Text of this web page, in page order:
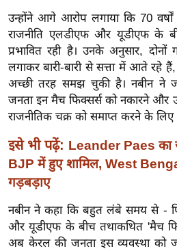
या
सा
हि
त्य
ज
ग
त
ऑ
टो
व
र्ल्ड
न्यू
ज
उन्होंने आगे आरोप लगाया कि 70
राजनीति एलडीएफ और यूडीएफ के
प्रभावित रही है। उनके अनुसार,
लगाकर बारी-बारी से सत्ता में आते रहे
अच्छी तरह समझ चुकी है। नबीन ने
जनता इन मैच फिक्सर्स को नकारने
राजनीतिक चक्र को समाप्त करने के लिए
इसे भी पढ़ें: Leander Paes का
BJP में हुए शामिल, West
गड़बड़ाए
नबीन ने कहा कि बहुत लंबे समय से -
और यूडीएफ के बीच तथाकथित 'मैच
अब केरल की जनता इस व्यवस्था